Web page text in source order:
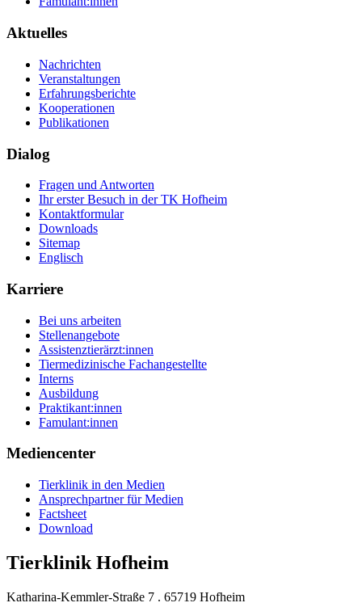
Aktuelles
Nachrichten
Veranstaltungen
Erfahrungsberichte
Kooperationen
Publikationen
Dialog
Fragen und Antworten
Ihr erster Besuch in der TK Hofheim
Kontaktformular
Downloads
Sitemap
Englisch
Karriere
Bei uns arbeiten
Stellenangebote
Assistenztierärzt:innen
Tiermedizinische Fachangestellte
Interns
Ausbildung
Praktikant:innen
Famulant:innen
Mediencenter
Tierklinik in den Medien
Ansprechpartner für Medien
Factsheet
Download
Tierklinik Hofheim
Katharina-Kemmler-Straße 7 . 65719 Hofheim